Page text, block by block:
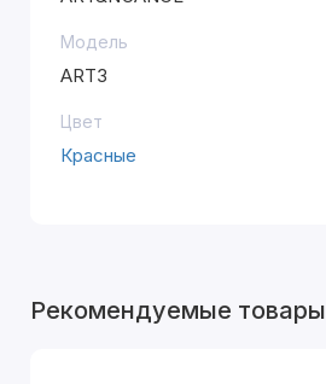
Модель
ART3
Цвет
Красные
Рекомендуемые товары